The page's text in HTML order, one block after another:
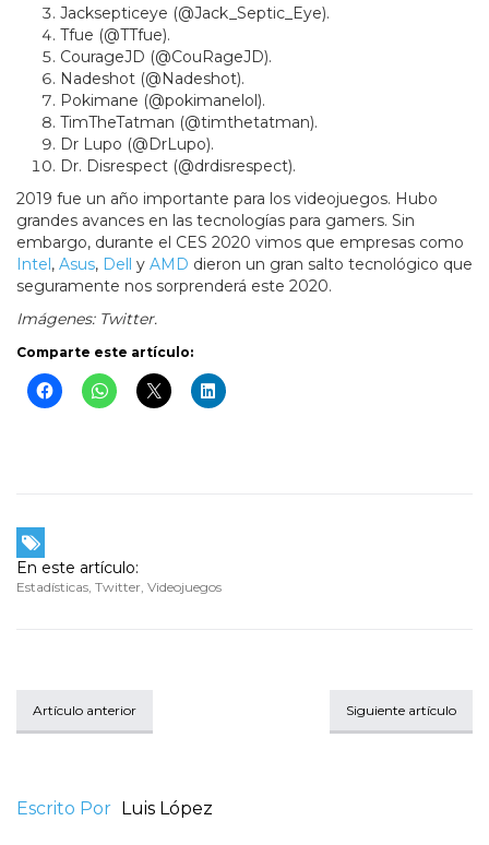
Jacksepticeye (@Jack_Septic_Eye).
Tfue (@TTfue).
CourageJD (@CouRageJD).
Nadeshot (@Nadeshot).
Pokimane (@pokimanelol).
TimTheTatman (@timthetatman).
Dr Lupo (@DrLupo).
Dr. Disrespect (@drdisrespect).
2019 fue un año importante para los videojuegos. Hubo
grandes avances en las tecnologías para gamers. Sin
embargo, durante el CES 2020 vimos que empresas como
Intel, Asus, Dell y AMD dieron un gran salto tecnológico que
seguramente nos sorprenderá este 2020.
Imágenes: Twitter.
Comparte este artículo:
En este artículo:
Estadísticas, Twitter, Videojuegos
Artículo anterior Siguiente artículo
Escrito Por Luis López